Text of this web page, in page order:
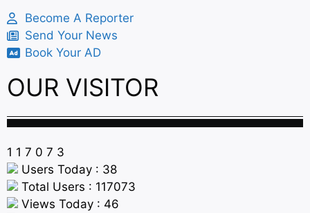
Become A Reporter
Send Your News
Book Your AD
OUR VISITOR
1 1 7 0 7 3
Users Today : 38
Total Users : 117073
Views Today : 46